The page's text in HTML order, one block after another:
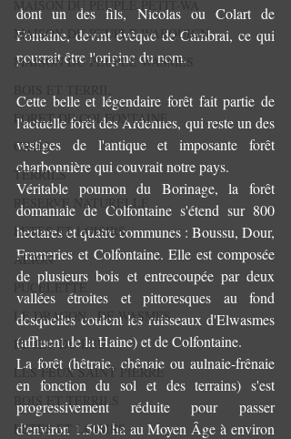
MAISON DU PEUPLE PETIT-WA
MAISON DU PEUPLE WARQUIGN
MAISON DU PEUPLE WASMES
FORET DE COLFONTAINE
GR412
TERRILS
RESERVE NATURELLE
FETES ET LOISIRS
ALION
PUCELETTE
LE DRAGON...DE WASMES
EL JEU DU LEU
LES FEUX SAINT PIERRE
BOIS ET TERRILS
FETES ET LOISIRS
dont un des fils, Nicolas ou Colart de
Fontaine, devint évêque de Cambrai, ce qui
pourrait être l'origine du nom.
Cette belle et légendaire forêt fait partie de
l'actuelle forêt des Ardennes, qui reste un des
vestiges de l'antique et imposante forêt
charbonnière qui couvrait notre pays.
Véritable poumon du Borinage, la forêt
domaniale de Colfontaine s'étend sur 800
hectares et quatre communes : Boussu, Dour,
Frameries et Colfontaine. Elle est composée
de plusieurs bois et entrecoupée par deux
vallées étroites et pittoresques au fond
desquelles coulent les ruisseaux d'Elwasmes
(affluent de la Haine) et de Colfontaine.
La forêt (hêtraie, chênaie ou aulnaie-frênaie
en fonction du sol et des terrains) s'est
progressivement réduite pour passer
d'environ 1.500 ha au Moyen Âge à environ